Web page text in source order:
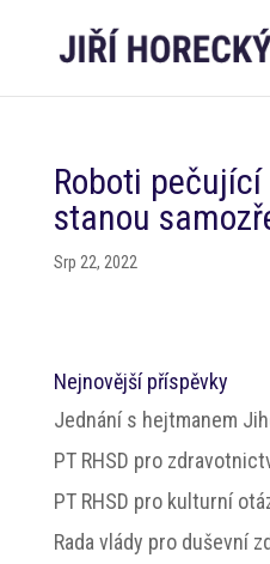
Roboti
stanou
Srp 22, 2022
Nejnovější příspěvky
Jednání s hejtmanem
PT RHSD pro
PT RHSD pro kulturní
Rada vlády pro duševní